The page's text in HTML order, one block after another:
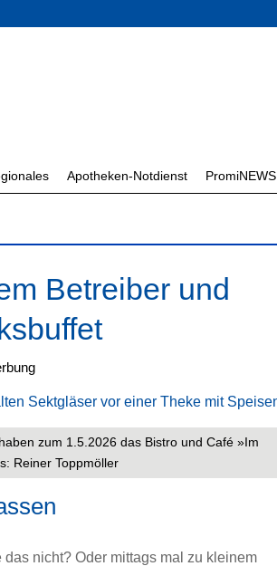
Apotheken-Notdienst PromiNEWS
Betreiber und
zum 1.5.2026 das Bistro und Café »Im
Reiner Toppmöller
nicht? Oder mittags mal zu kleinem